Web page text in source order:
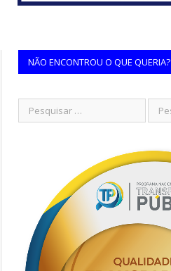
NÃO ENCONTROU O QUE QUERIA?